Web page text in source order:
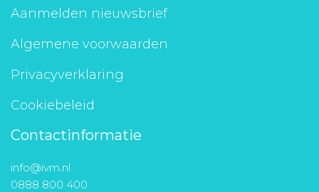
Aanmelden nieuwsbrief
Algemene voorwaarden
Privacyverklaring
Cookiebeleid
Contactinformatie
info@ivm.nl
0888 800 400